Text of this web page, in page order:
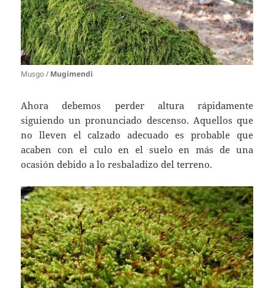
Musgo / Mugimendi
Ahora debemos perder altura rápidamente
siguiendo un pronunciado descenso. Aquellos que
no lleven el calzado adecuado es probable que
acaben con el culo en el suelo en más de una
ocasión debido a lo resbaladizo del terreno.